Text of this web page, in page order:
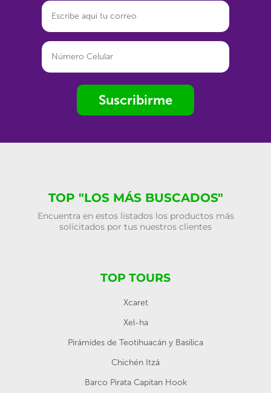
Suscribirme
TOP "LOS MÁS BUSCADOS"
Encuentra en estos listados los productos más
solicitados por tus nuestros clientes
TOP TOURS
Xcaret
Xel-ha
Pirámides de Teotihuacán y Basílica
Chichén Itzá
Barco Pirata Capitan Hook